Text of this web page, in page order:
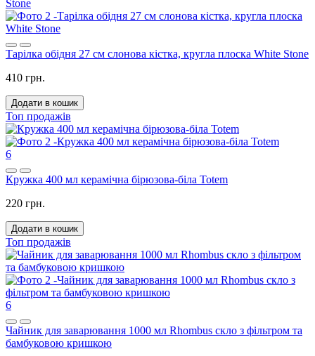
Тарілка обідня 27 см слонова кістка, кругла плоска White Stone
410 грн.
Додати в кошик
Топ продажів
6
Кружка 400 мл керамічна бірюзова-біла Totem
220 грн.
Додати в кошик
Топ продажів
6
Чайник для заварювання 1000 мл Rhombus скло з фільтром та
бамбуковою кришкою